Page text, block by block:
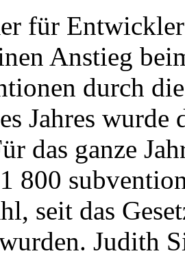
für
Anstieg
durch
Jahres
das ganze
800
seit das
Judith